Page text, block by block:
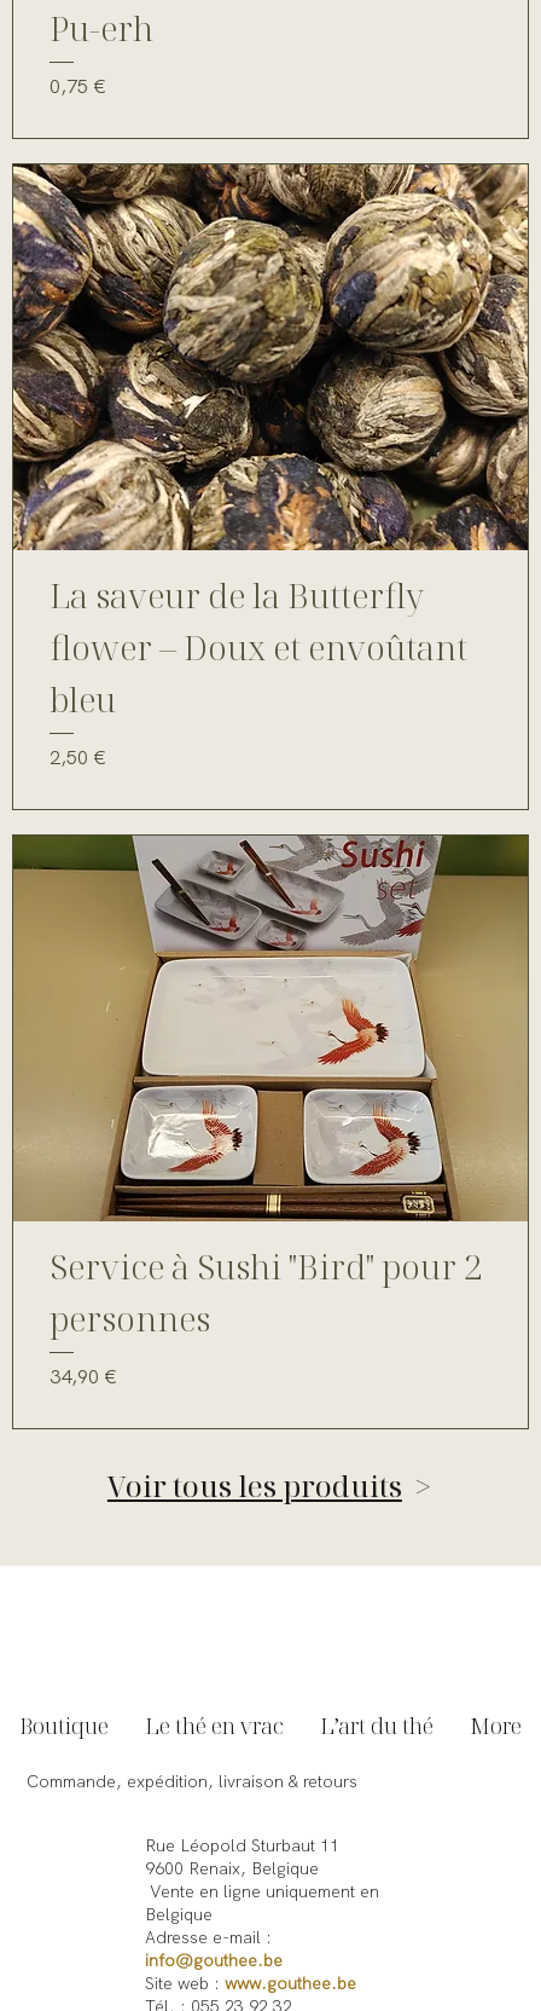
Pu-erh
Prix
0,75 €
La saveur de la Butterfly
flower – Doux et envoûtant
bleu
Prix
2,50 €
Service à Sushi "Bird" pour 2
personnes
Prix
34,90 €
Voir tous les produits >
Boutique Le thé en vrac L’art du thé More
Commande, expédition, livraison & retours
Rue Léopold Sturbaut 11
9600 Renaix, Belgique
Vente en ligne uniquement en
Belgique
Adresse e-mail :
info@gouthee.be
Site web : www.gouthee.be
Tél. : 055 23 92 32